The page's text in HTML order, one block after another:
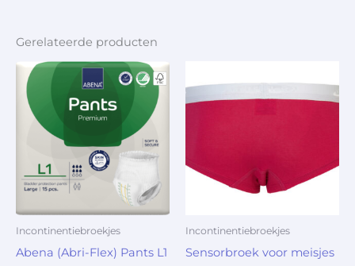
Gerelateerde producten
Incontinentiebroekjes
Abena (Abri-Flex) Pants L1
Incontinentiebroekjes
Sensorbroek voor meisjes